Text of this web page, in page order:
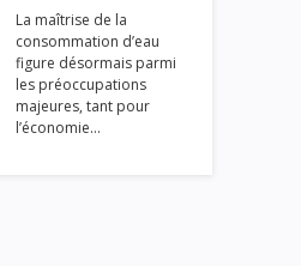
La maîtrise de la
consommation d’eau
figure désormais parmi
les préoccupations
majeures, tant pour
l’économie…